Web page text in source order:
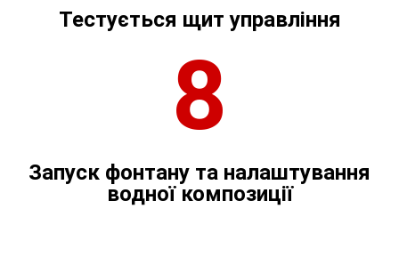
Тестується щит управління
8
Запуск фонтану та налаштування
водної композиції